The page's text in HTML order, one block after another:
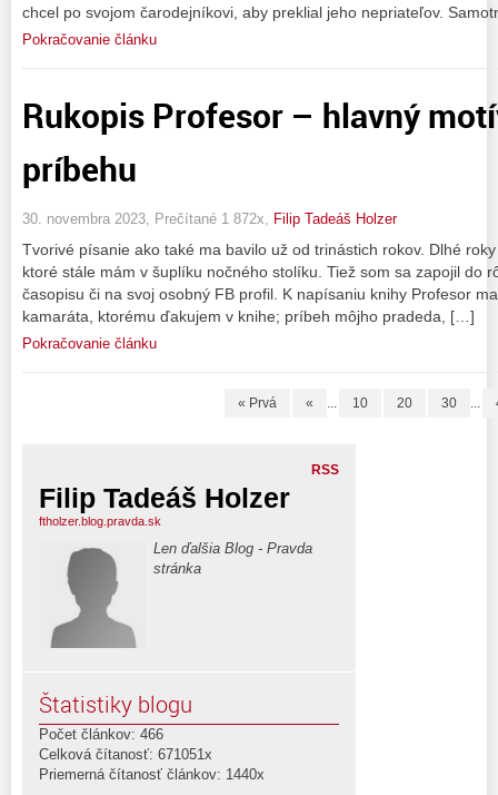
chcel po svojom čarodejníkovi, aby preklial jeho nepriateľov.
Pokračovanie článku
Rukopis Profesor – hlavný
príbehu
30. novembra 2023, Prečítané 1 872x, Filip Tadeáš Holzer
Tvorivé písanie ako také ma bavilo už od trinástich rokov. Dlhé
ktoré stále mám v šuplíku nočného stolíku. Tiež som sa zapojil do
časopisu či na svoj osobný FB profil. K napísaniu knihy Profesor
kamaráta, ktorému ďakujem v knihe; príbeh môjho pradeda, […]
Pokračovanie článku
« Prvá « ... 10 20 30 ...
RSS
Filip Tadeáš Holzer
ftholzer.blog.pravda.sk
Len ďalšia Blog - Pravda
stránka
Štatistiky blogu
Počet článkov: 466
Celková čítanosť: 671051x
Priemerná čítanosť článkov: 1440x